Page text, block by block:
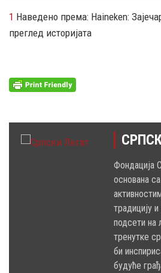
1 Наведено према: Haineken:
преглед историјата
Фондација
основана
традицију
подсети на
тренутке
би
будуће